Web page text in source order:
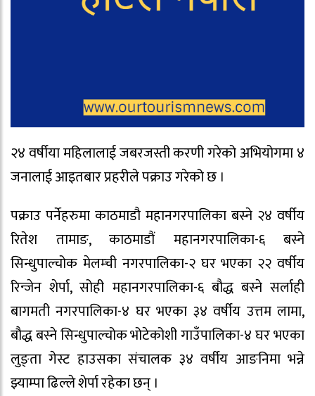
२४ वर्षीया महिलालाई जबरजस्ती करणी गरेको अभियोगमा ४
जनालाई आइतबार प्रहरीले पक्राउ गरेको छ ।
पक्राउ पर्नेहरुमा काठमाडौ महानगरपालिका बस्ने २४ वर्षीय
रितेश तामाङ, काठमाडौं महानगरपालिका-६ बस्ने
सिन्धुपाल्चोक मेलम्ची नगरपालिका-२ घर भएका २२ वर्षीय
रिन्जेन शेर्पा, सोही महानगरपालिका-६ बौद्ध बस्ने सर्लाही
बागमती नगरपालिका-४ घर भएका ३४ वर्षीय उत्तम लामा,
बौद्ध बस्ने सिन्धुपाल्चोक भोटेकोशी गाउँपालिका-४ घर भएका
लुङ्ता गेस्ट हाउसका संचालक ३४ वर्षीय आङनिमा भन्ने
झ्याम्पा ढिल्ले शेर्पा रहेका छन् ।